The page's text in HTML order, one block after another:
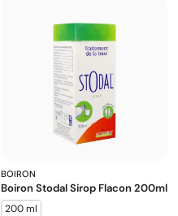
BOIRON
Boiron Stodal Sirop Flacon 200ml
200 ml